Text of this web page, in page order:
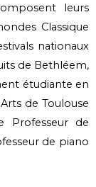
leurs
Classique
nationaux
de Bethléem,
étudiante en
de Toulouse
Professeur de
de piano